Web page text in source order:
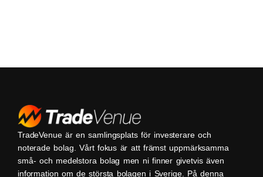
TradeVenue är en samlingsplats för investerare och
noterade bolag. Vårt fokus är att främst uppmärksamma
små- och medelstora bolag men ni finner givetvis även
information om de största bolagen i Sverige. På denna